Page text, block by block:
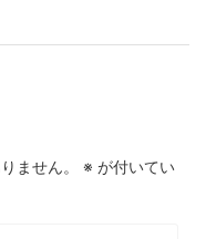
ません。 ※ が付いてい